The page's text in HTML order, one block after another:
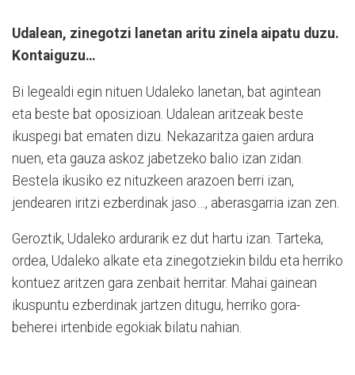
Udalean, zinegotzi lanetan aritu zinela aipatu duzu.
Kontaiguzu…
Bi legealdi egin nituen Udaleko lanetan, bat agintean
eta beste bat oposizioan. Udalean aritzeak beste
ikuspegi bat ematen dizu. Nekazaritza gaien ardura
nuen, eta gauza askoz jabetzeko balio izan zidan.
Bestela ikusiko ez nituzkeen arazoen berri izan,
jendearen iritzi ezberdinak jaso…, aberasgarria izan zen.
Geroztik, Udaleko ardurarik ez dut hartu izan. Tarteka,
ordea, Udaleko alkate eta zinegotziekin bildu eta herriko
kontuez aritzen gara zenbait herritar. Mahai gainean
ikuspuntu ezberdinak jartzen ditugu, herriko gora-
beherei irtenbide egokiak bilatu nahian.